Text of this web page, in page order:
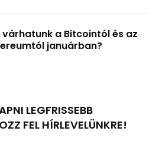
várhatunk a Bitcointól és az
januárban?
LEGFRISSEBB
FEL HÍRLEVELÜNKRE!